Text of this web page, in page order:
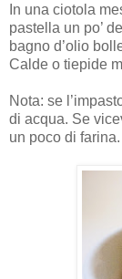
In una ciotola
pastella un po’
bagno d’olio
Calde o tiepide
Nota: se
di acqua. Se
un poco di farina.